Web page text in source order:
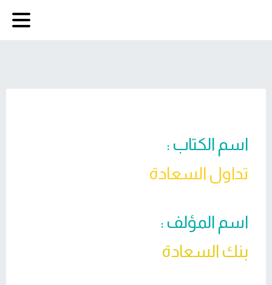
اسم الكتاب :
تداول السعادة
اسم المؤلف :
بنك السعادة